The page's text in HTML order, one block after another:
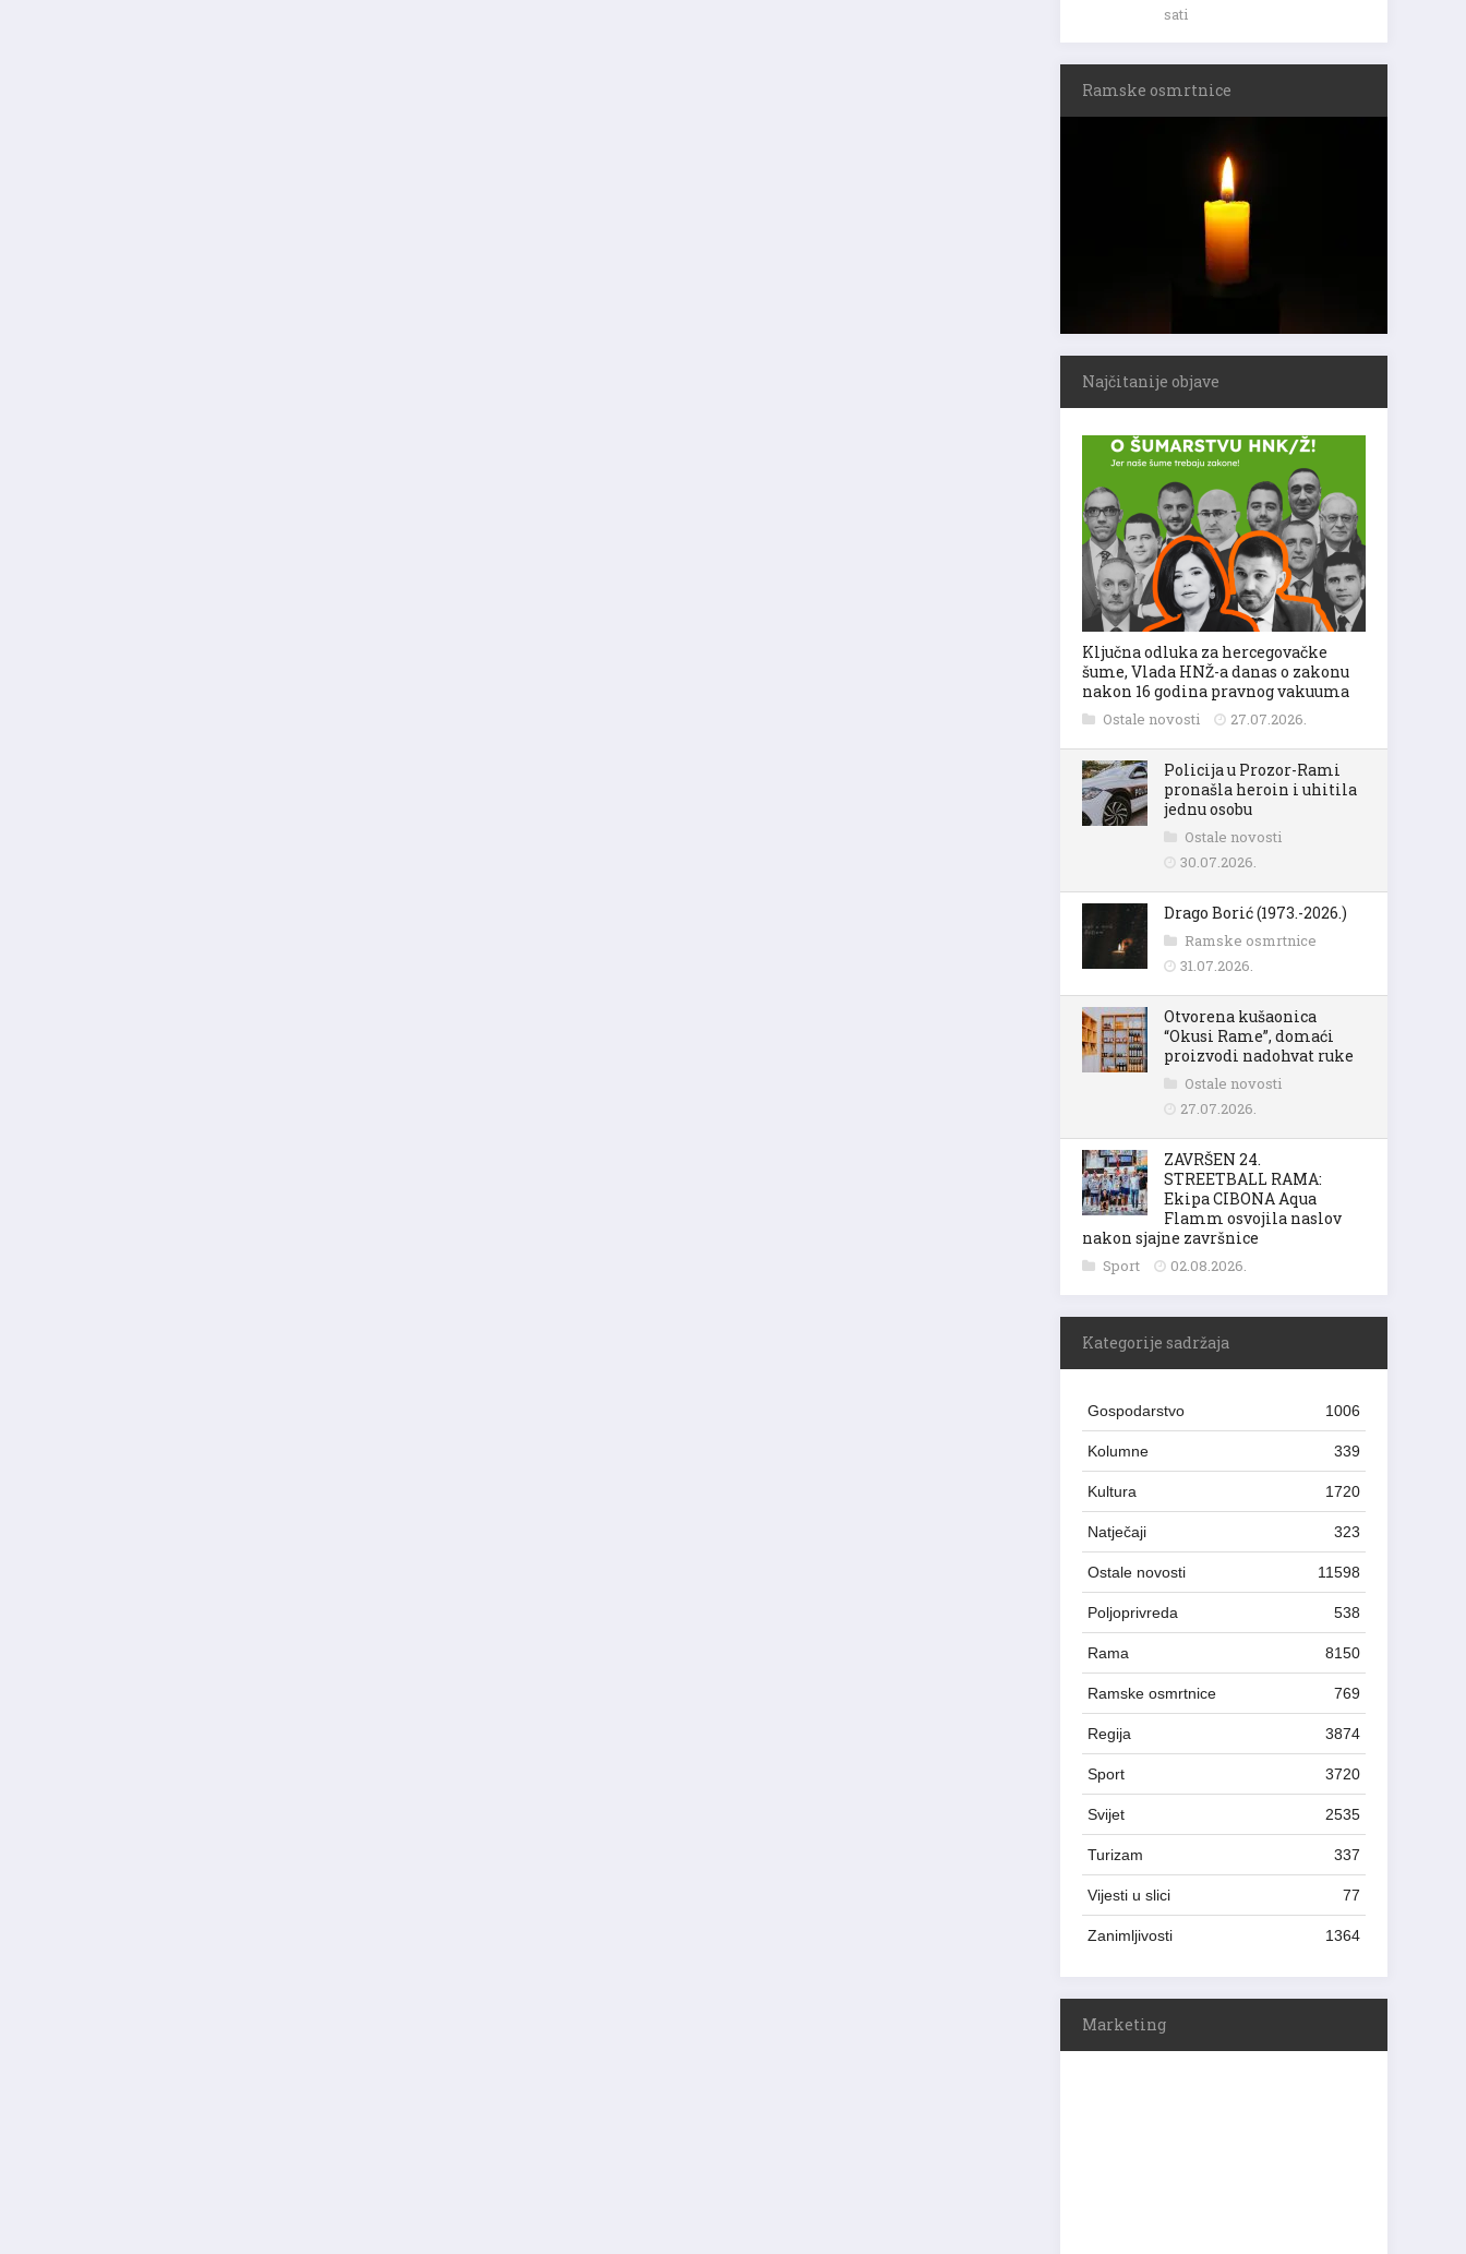
sati
Ramske osmrtnice
Najčitanije objave
Ključna odluka za hercegovačke
šume, Vlada HNŽ-a danas o zakonu
nakon 16 godina pravnog vakuuma
Ostale novosti 27.07.2026.
Policija u Prozor-Rami
pronašla heroin i uhitila
jednu osobu
Ostale novosti
30.07.2026.
Drago Borić (1973.-2026.)
Ramske osmrtnice
31.07.2026.
Otvorena kušaonica
“Okusi Rame”, domaći
proizvodi nadohvat ruke
Ostale novosti
27.07.2026.
ZAVRŠEN 24.
STREETBALL RAMA:
Ekipa CIBONA Aqua
Flamm osvojila naslov
nakon sjajne završnice
Sport 02.08.2026.
Kategorije sadržaja
Gospodarstvo 1006
Kolumne 339
Kultura 1720
Natječaji 323
Ostale novosti 11598
Poljoprivreda 538
Rama 8150
Ramske osmrtnice 769
Regija 3874
Sport 3720
Svijet 2535
Turizam 337
Vijesti u slici 77
Zanimljivosti 1364
Marketing